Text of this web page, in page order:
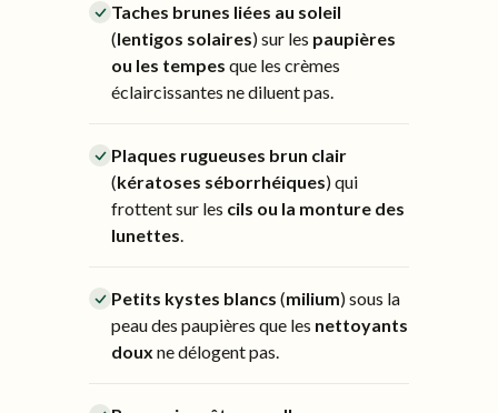
Taches brunes liées au soleil
(lentigos solaires) sur les paupières
ou les tempes que les crèmes
éclaircissantes ne diluent pas.
Plaques rugueuses brun clair
(kératoses séborrhéiques) qui
frottent sur les cils ou la monture des
lunettes.
Petits kystes blancs (milium) sous la
peau des paupières que les nettoyants
doux ne délogent pas.